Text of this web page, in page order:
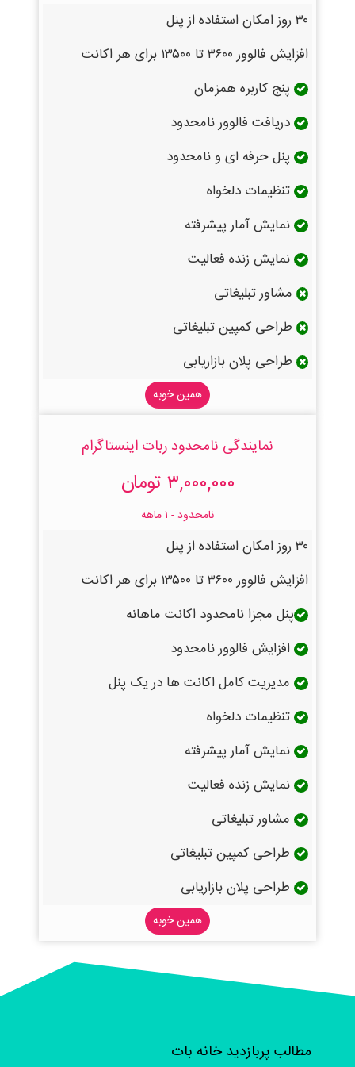
۳۰ روز امکان استفاده از پنل
افزایش فالوور ۳۶۰۰ تا ۱۳۵۰۰ برای هر اکانت
پنج کاربره همزمان
دریافت فالوور نامحدود
پنل حرفه ای و نامحدود
تنظیمات دلخواه
نمایش آمار پیشرفته
نمایش زنده فعالیت
مشاور تبلیغاتی
طراحی کمپین تبلیغاتی
طراحی پلان بازاریابی
همین خوبه
نمایندگی نامحدود ربات اینستاگرام
۳,۰۰۰,۰۰۰ تومان
نامحدود - ۱ ماهه
۳۰ روز امکان استفاده از پنل
افزایش فالوور ۳۶۰۰ تا ۱۳۵۰۰ برای هر اکانت
پنل مجزا نامحدود اکانت ماهانه
افزایش فالوور نامحدود
مدیریت کامل اکانت ها در یک پنل
تنظیمات دلخواه
نمایش آمار پیشرفته
نمایش زنده فعالیت
مشاور تبلیغاتی
طراحی کمپین تبلیغاتی
طراحی پلان بازاریابی
همین خوبه
مطالب پربازدید خانه بات